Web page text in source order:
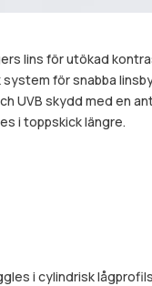
lins för utökad
för snabba
UVB skydd med en
i toppskick längre.
i cylindrisk